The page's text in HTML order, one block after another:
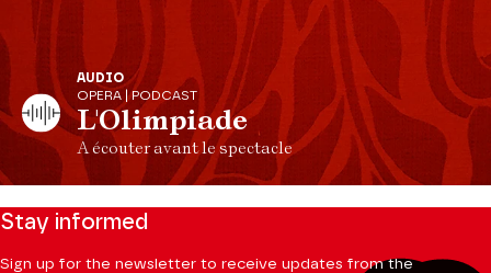
AUDIO
OPERA | PODCAST
L'Olimpiade
A écouter avant le spectacle
Stay informed
Sign up for the newsletter to receive updates from the